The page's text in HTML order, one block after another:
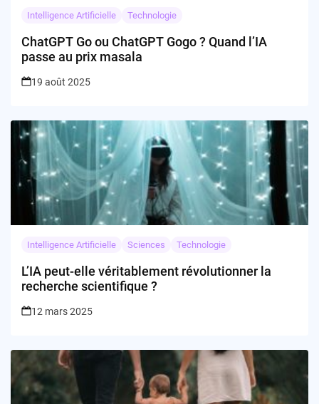
Intelligence Artificielle Technologie
ChatGPT Go ou ChatGPT Gogo ? Quand l’IA
passe au prix masala
19 août 2025
Intelligence Artificielle Sciences Technologie
L’IA peut-elle véritablement révolutionner la
recherche scientifique ?
12 mars 2025